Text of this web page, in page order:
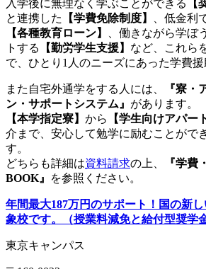
入学後に無理なく学ぶことができる
【
と連携した
【学費免除制度】
、低金利
【各種教育ローン】
、働きながら学ぼ
トする
【勤労学生支援】 など、これら
で、ひとり1人のニーズにあった学費援
また自宅外通学をする人には、
『寮・
ン・サポートシステム』 があります。
【本学指定寮】 から 【学生向けアパー
介まで、安心して勉学に励むことがで
す。
どちらも詳細は資料請求の上、
『学費
BOOK』
を参照ください。
年間最大187万円のサポート！国の新
象校です。（授業料減免と給付型奨学金
東京キャンパス